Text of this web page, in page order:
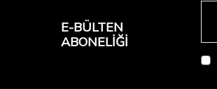
E-BÜLTEN
ABONELIĞI